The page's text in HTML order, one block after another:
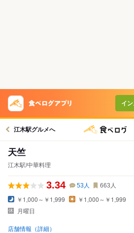
イ
江木駅グルメへ
天竺
江木駅/中華料理
3.34 53人 663 人
￥1,000～￥1,999
￥1,000～￥1,999
月曜日
店舗情報（詳細）